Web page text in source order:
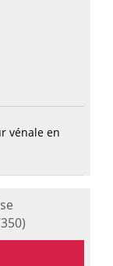
vénale en